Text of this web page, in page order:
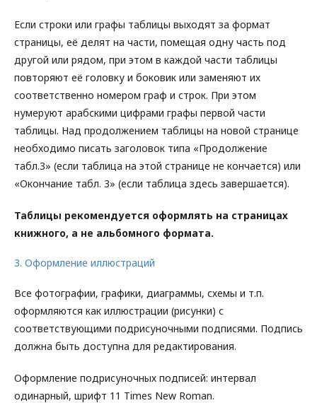
Если строки или графы таблицы выходят за формат
страницы, её делят на части, помещая одну часть под
другой или рядом, при этом в каждой части таблицы
повторяют её головку и боковик или заменяют их
соответственно номером граф и строк. При этом
нумеруют арабскими цифрами графы первой части
таблицы. Над продолжением таблицы на новой странице
необходимо писать заголовок типа «Продолжение
табл.3» (если таблица на этой странице не кончается) или
«Окончание табл. 3» (если таблица здесь завершается).
Таблицы рекомендуется оформлять на страницах
книжного, а не альбомного формата.
3. Оформление иллюстраций
Все фотографии, графики, диаграммы, схемы и т.п.
оформляются как иллюстрации (рисунки) с
соответствующими подрисуночными подписями. Подпись
должна быть доступна для редактирования.
Оформление подрисуночных подписей: интервал
одинарный, шрифт 11 Times New Roman.